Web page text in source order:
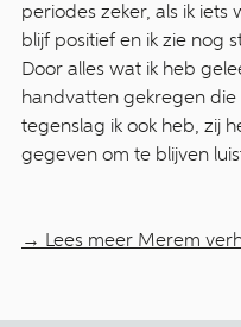
periodes zeker, als ik
blijf positief en ik zie nog
Door alles wat ik heb
handvatten gekregen
tegenslag ik ook heb, zij
gegeven om te blijven
→ Lees meer Merem